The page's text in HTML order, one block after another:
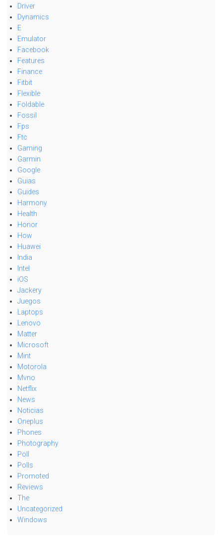
Driver
Dynamics
E
Emulator
Facebook
Features
Finance
Fitbit
Flexible
Foldable
Fossil
Fps
Ftc
Gaming
Garmin
Google
Guias
Guides
Harmony
Health
Honor
How
Huawei
India
Intel
iOS
Jackery
Juegos
Laptops
Lenovo
Matter
Microsoft
Mint
Motorola
Mvno
Netflix
News
Noticias
Oneplus
Phones
Photography
Poll
Polls
Promoted
Reviews
The
Uncategorized
Windows